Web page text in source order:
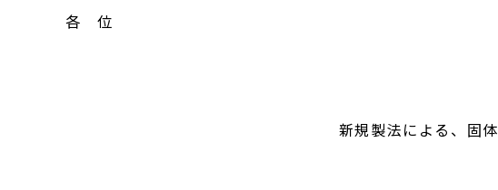
各 位
新規製法による、固